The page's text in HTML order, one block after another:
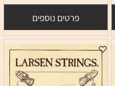
פרטים נוספים